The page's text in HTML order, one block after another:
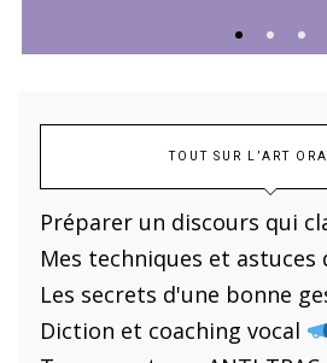
TOUT SUR L’ART
Préparer un discours qui
Mes techniques et astuces
Les secrets d'une bonne
Diction et coaching vocal